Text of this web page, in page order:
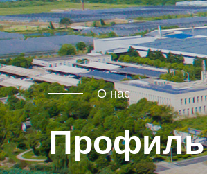
О нас
Профиль